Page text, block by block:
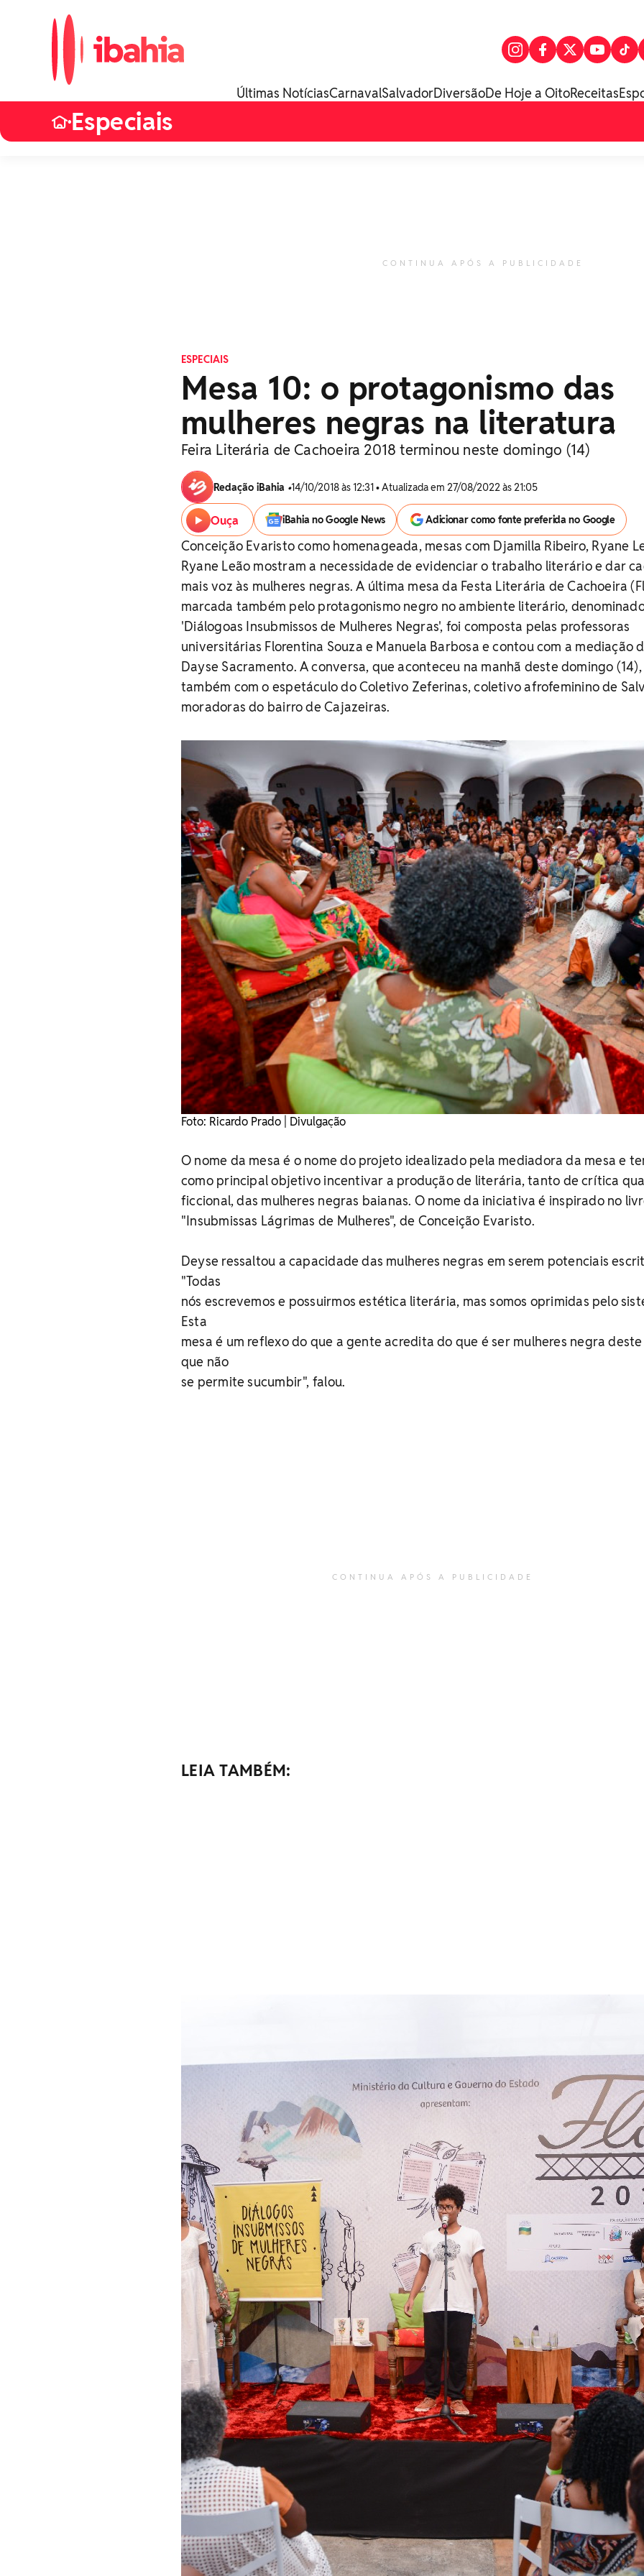
Últimas NotíciasCarnavalSalvadorDiversãoDe Hoje a OitoReceitas
•Especiais
CONTINUA APÓS A PUBLICIDADE
ESPECIAIS
Mesa 10: o protagonismo das
mulheres negras na literatura
Feira Literária de Cachoeira 2018 terminou neste domingo (14)
Redação iBahia •14/10/2018 às 12:31 • Atualizada em 27/08/2022 às 21:05
Ouça iBahia no Google News Adicionar como fonte preferida no Google
Conceição Evaristo como homenageada, mesas com Djamilla Ribeiro, Ryane
Ryane Leão mostram a necessidade de evidenciar o trabalho literário e dar
mais voz às mulheres negras. A última mesa da Festa Literária de Cachoeira
marcada também pelo protagonismo negro no ambiente literário,
'Diálogoas Insubmissos de Mulheres Negras', foi composta pelas professoras
universitárias Florentina Souza e Manuela Barbosa e contou com a mediação
Dayse Sacramento. A conversa, que aconteceu na manhã deste domingo
também com o espetáculo do Coletivo Zeferinas, coletivo afrofeminino de
moradoras do bairro de Cajazeiras.
Foto: Ricardo Prado | Divulgação
O nome da mesa é o nome do projeto idealizado pela mediadora da mesa e
como principal objetivo incentivar a produção de literária, tanto de crítica
ficcional, das mulheres negras baianas. O nome da iniciativa é inspirado no
"Insubmissas Lágrimas de Mulheres", de Conceição Evaristo.
Deyse ressaltou a capacidade das mulheres negras em serem potenciais
"Todas
nós escrevemos e possuirmos estética literária, mas somos oprimidas pelo
Esta
mesa é um reflexo do que a gente acredita do que é ser mulheres negra
que não
se permite sucumbir", falou.
CONTINUA APÓS A PUBLICIDADE
LEIA TAMBÉM: